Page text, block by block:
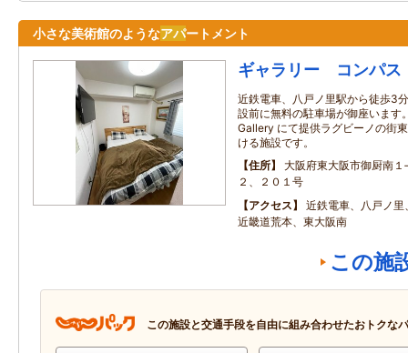
小さな美術館のようなアパートメント
ギャラリー コンパス
近鉄電車、八戸ノ里駅から徒歩3
設前に無料の駐車場が御座います
Gallery にて提供ラグビーノの街
ける施設です。
住所
大阪府東大阪市御厨南１
２、２０１号
アクセス
近鉄電車、八戸ノ
近畿道荒本、東大阪南
この施
この施設と交通手段を自由に組み合わせたおトクな